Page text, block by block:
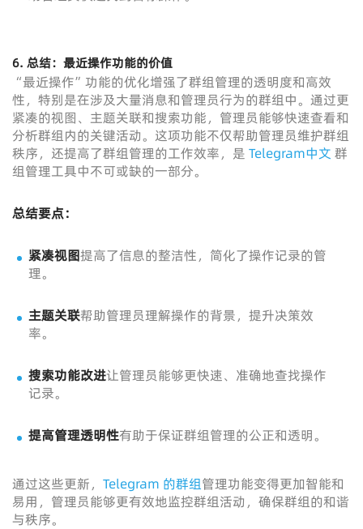
6. 总结：最近操作功能的价值
“最近操作”功能的优化增强了群组管理的透明度和高效
性，特别是在涉及大量消息和管理员行为的群组中。通过更
紧凑的视图、主题关联和搜索功能，管理员能够快速查看和
分析群组内的关键活动。这项功能不仅帮助管理员维护群组
秩序，还提高了群组管理的工作效率，是 Telegram中文 群
组管理工具中不可或缺的一部分。
总结要点：
紧凑视图提高了信息的整洁性，简化了操作记录的管
理。
主题关联帮助管理员理解操作的背景，提升决策效
率。
搜索功能改进让管理员能够更快速、准确地查找操作
记录。
提高管理透明性有助于保证群组管理的公正和透明。
通过这些更新， Telegram 的群组管理功能变得更加智能和
易用，管理员能够更有效地监控群组活动，确保群组的和谐
与秩序。